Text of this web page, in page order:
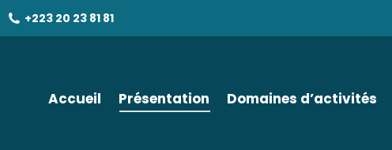
+223 20 23 81 81
Accueil Présentation Domaines d’activités